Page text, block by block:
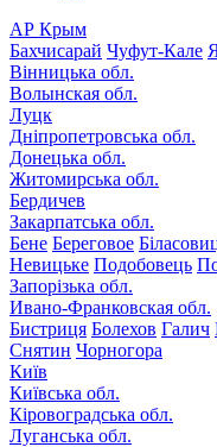
АР Крым
Бахчисарай Чуфут-Кале
Вінницька обл.
Волынская обл.
Луцк
Дніпропетровська обл.
Донецька обл.
Житомирська обл.
Бердичев
Закарпатська обл.
Бене Береговое
Невицьке Подобовець
Запорізька обл.
Ивано-Франковская обл.
Бистриця Болехов Галич
Снятин Чорногора
Київ
Київська обл.
Кіровоградська обл.
Луганська обл.